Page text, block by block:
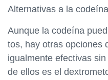
Alternativas a la codeína
Aunque la codeína
tos, hay otras opciones
igualmente efectivas
de ellos es el